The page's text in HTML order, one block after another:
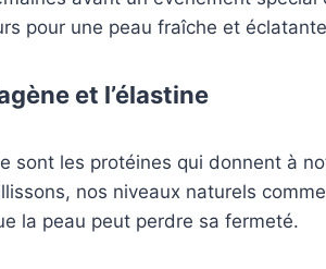
pour une peau fraîche et
et l’élastine
sont les protéines qui donnent à
nos niveaux naturels
la peau peut perdre sa fermeté.